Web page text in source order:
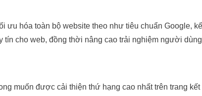
ưu hóa toàn bộ website theo như tiêu chuẩn Google,
tín cho web, đồng thời nâng cao trải nghiệm người
muốn được cải thiện thứ hạng cao nhất trên trang kết